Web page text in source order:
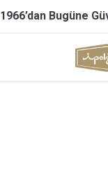
1966’dan Bugüne